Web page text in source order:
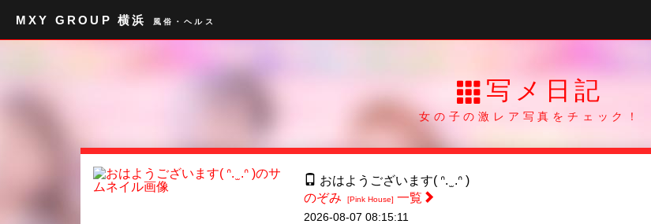
MXY GROUP 横浜 風俗・ヘルス
写メ日記
女の子の激レア写真をチェック！
おはようございます( ᐢ. ̫ .ᐢ )
のぞみ
[Pink House] 一覧
2026-08-07 08:15:11